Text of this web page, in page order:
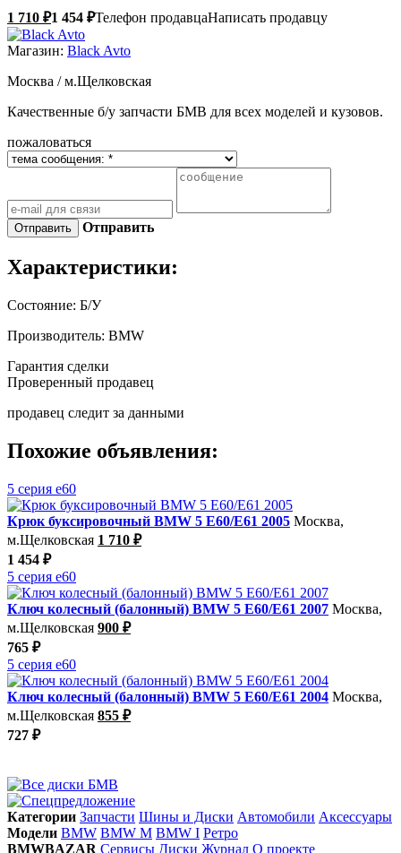
1 710 ₽1 454 ₽Телефон продавцаНаписать продавцу
Магазин: Black Avto
Москва / м.Щелковская
Качественные б/у запчасти БМВ для всех моделей и кузовов.
пожаловаться
Отправить
Характеристики:
Состояние: Б/У
Производитель: BMW
Гарантия сделки
Проверенный продавец
продавец следит за данными
Похожие объявления:
5 серия e60
Крюк буксировочный BMW 5 E60/E61 2005 Москва,
м.Щелковская 1 710 ₽
1 454 ₽
5 серия e60
Ключ колесный (балонный) BMW 5 E60/E61 2007 Москва,
м.Щелковская 900 ₽
765 ₽
5 серия e60
Ключ колесный (балонный) BMW 5 E60/E61 2004 Москва,
м.Щелковская 855 ₽
727 ₽
Категории Запчасти Шины и Диски Автомобили Аксессуары
Модели BMW BMW M BMW I Ретро
BMWBAZAR Сервисы Диски Журнал О проекте